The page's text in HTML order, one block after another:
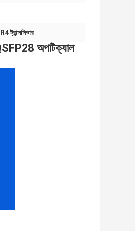
ট্রান্সসিভার
অপটিক্যাল